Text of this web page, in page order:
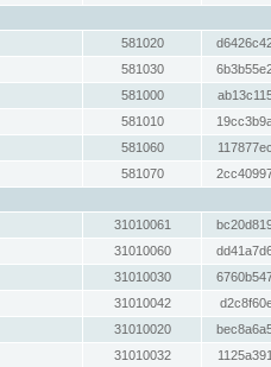
581020
581030
581000
581010
581060
581070
31010061
31010060
31010030
31010042
31010020
31010032